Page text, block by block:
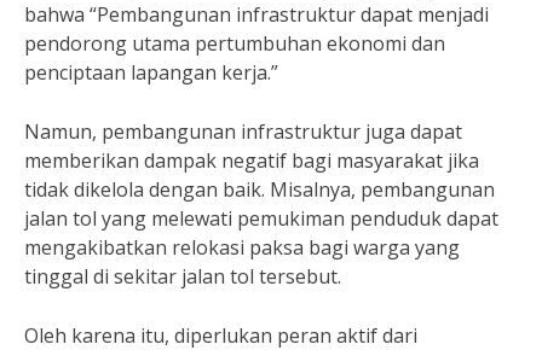
bahwa “Pembangunan infrastruktur dapat menjadi
pendorong utama pertumbuhan ekonomi dan
penciptaan lapangan kerja.”
Namun, pembangunan infrastruktur juga dapat
memberikan dampak negatif bagi masyarakat jika
tidak dikelola dengan baik. Misalnya, pembangunan
jalan tol yang melewati pemukiman penduduk dapat
mengakibatkan relokasi paksa bagi warga yang
tinggal di sekitar jalan tol tersebut.
Oleh karena itu, diperlukan peran aktif dari